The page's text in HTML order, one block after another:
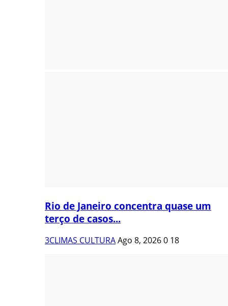
Rio de Janeiro concentra quase um
terço de casos...
3CLIMAS CULTURAAgo 8, 20260 18